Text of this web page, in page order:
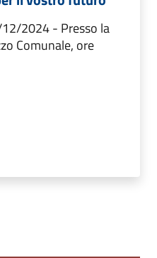
2024 - Presso la
Comunale, ore